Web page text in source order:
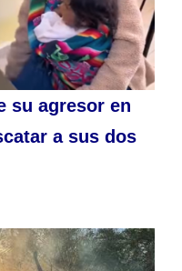
su agresor en
a sus dos